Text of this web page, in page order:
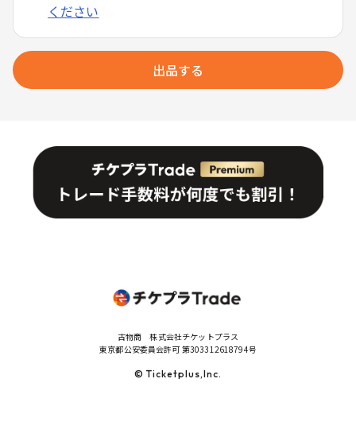
ください
出品する
古物商 株式会社チケットプラス
東京都公安委員会許可 第303312618794号
© Ticketplus,Inc.